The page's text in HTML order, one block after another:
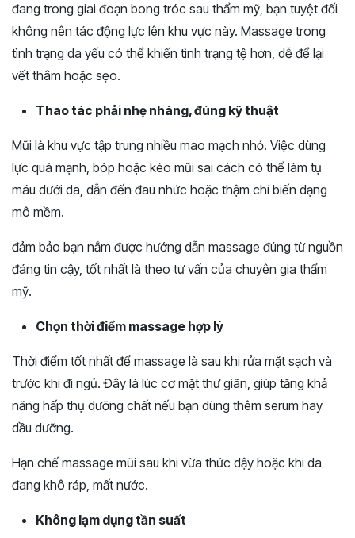
đang trong giai đoạn bong tróc sau thẩm mỹ, bạn tuyệt đối
không nên tác động lực lên khu vực này. Massage trong
tình trạng da yếu có thể khiến tình trạng tệ hơn, dễ để lại
vết thâm hoặc sẹo.
Thao tác phải nhẹ nhàng, đúng kỹ thuật
Mũi là khu vực tập trung nhiều mao mạch nhỏ. Việc dùng
lực quá mạnh, bóp hoặc kéo mũi sai cách có thể làm tụ
máu dưới da, dẫn đến đau nhức hoặc thậm chí biến dạng
mô mềm.
đảm bảo bạn nắm được hướng dẫn massage đúng từ nguồn
đáng tin cậy, tốt nhất là theo tư vấn của chuyên gia thẩm
mỹ.
Chọn thời điểm massage hợp lý
Thời điểm tốt nhất để massage là sau khi rửa mặt sạch và
trước khi đi ngủ. Đây là lúc cơ mặt thư giãn, giúp tăng khả
năng hấp thụ dưỡng chất nếu bạn dùng thêm serum hay
dầu dưỡng.
Hạn chế massage mũi sau khi vừa thức dậy hoặc khi da
đang khô ráp, mất nước.
Không lạm dụng tần suất